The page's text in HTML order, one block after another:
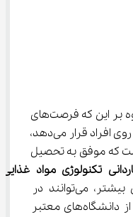
ادامه تحصیل دهند. این انتخاب علاوه بر این که فرصت‌های
شغلی متنوع و گسترده‌تری را پیش روی افراد قرار می‌دهد،
که موفق به تحصیل
ﺗﻜﻨﻮﻟﻮژی ﻣﻮاد ﻏﺬایی
نشده‌اند؛ چرا که با سعی و تلاش بیشتر، می‌توانند در
مقاطع بالاتر ارشد و دکترا، به یکی از دانشگاه‌های معتبر